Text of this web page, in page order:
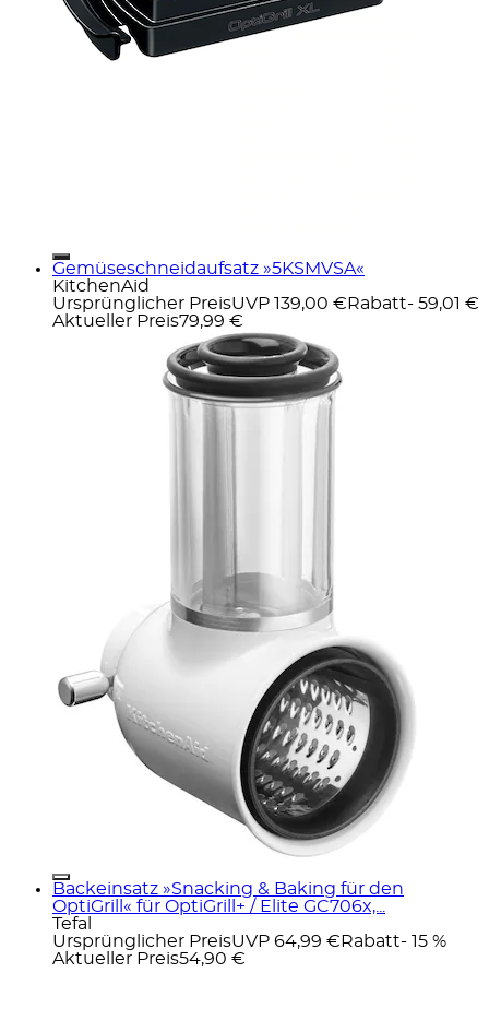
Gemüseschneidaufsatz »5KSMVSA«
KitchenAid
Ursprünglicher PreisUVP 139,00 € Rabatt- 59,01 €
Aktueller Preis79,99 €
Backeinsatz »Snacking & Baking für den
OptiGrill« für OptiGrill+ / Elite GC706x,...
Tefal
Ursprünglicher PreisUVP 64,99 € Rabatt- 15 %
Aktueller Preis54,90 €